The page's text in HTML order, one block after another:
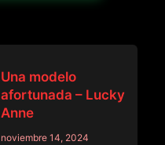
Una modelo
afortunada – Lucky
Anne
noviembre 14, 2024